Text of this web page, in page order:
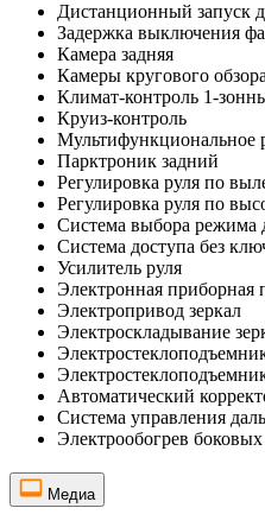
Дистанционный запуск
Задержка выключения
Камера задняя
Камеры кругового обзора
Климат-контроль 1-
Круиз-контроль
Мультифункциональное
Парктроник задний
Регулировка руля по
Регулировка руля по
Система выбора режима
Система доступа без
Усилитель руля
Электронная приборная
Электропривод зеркал
Электроскладывание
Автоматический
Система управления
Электрообогрев боковых
Медиа